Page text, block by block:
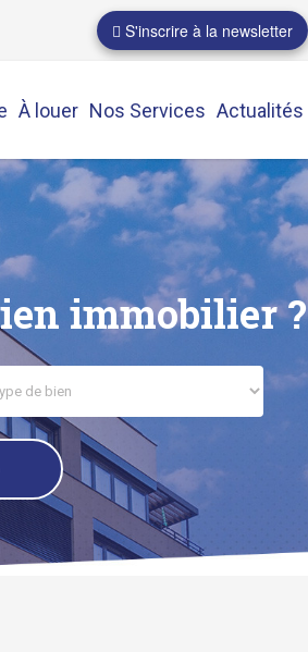
S'inscrire à la newsletter
À louer Nos Services Actualités
immobilier ?